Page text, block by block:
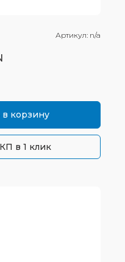
Артикул: n/a
корзину
в 1 клик